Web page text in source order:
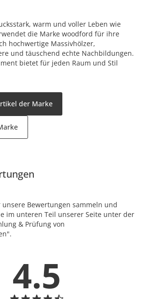
warm und voller Leben wie
die Marke woodford für ihre
hochwertige Massivhölzer,
und täuschend echte Nachbildungen.
bietet für jeden Raum und Stil
der Marke
Bewertungen sammeln und
im unteren Teil unserer Seite unter der
& Prüfung von
4.5